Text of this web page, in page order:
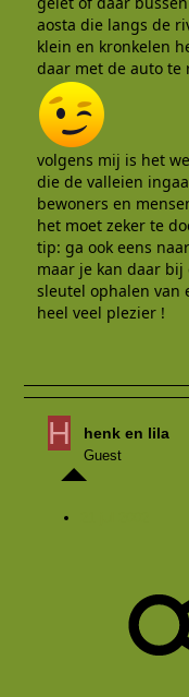
aosta die langs de
klein en kronkelen
daar met de auto te
volgens mij is het
die de valleien
bewoners en
het moet zeker te
tip: ga ook eens
maar je kan daar
sleutel ophalen van
heel veel plezier !
H henk en lila
Guest